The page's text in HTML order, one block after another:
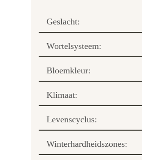
Geslacht:
Wortelsysteem:
Bloemkleur:
Klimaat:
Levenscyclus:
Winterhardheidszones: